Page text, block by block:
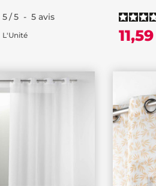
5/5 - 5 avis
L'Unité